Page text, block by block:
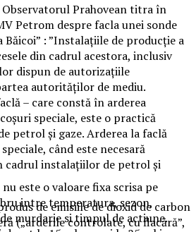
Observatorul Prahovean titra în
Petrom despre facla unei sonde
: ”Instalațiile de producție a
din cadrul acestora, inclusiv
dispun de autorizațiile
autorităților de mediu.
– care constă în arderea
speciale, este o practică
petrol și gaze. Arderea la faclă
când este necesară
cadrul instalațiilor de petrol și
de emisiile de dioxid de carbon
(„arderile controlate, cu flacără”,
este o valoare fixa scrisa pe
intre temperatura, sezon,
murdarie si timpul de actiune.